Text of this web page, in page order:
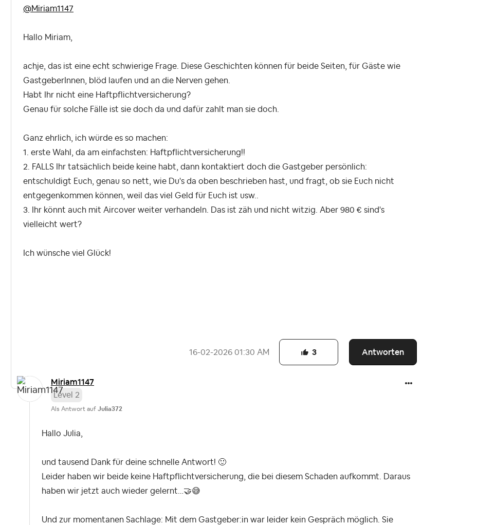
@Miriam1147
Hallo Miriam,
achje, das ist eine echt schwierige Frage. Diese Geschichten können für beide Seiten, für Gäste wie
GastgeberInnen, blöd laufen und an die Nerven gehen.
Habt Ihr nicht eine Haftpflichtversicherung?
Genau für solche Fälle ist sie doch da und dafür zahlt man sie doch.
Ganz ehrlich, ich würde es so machen:
1. erste Wahl, da am einfachsten: Haftpflichtversicherung!!
2. FALLS Ihr tatsächlich beide keine habt, dann kontaktiert doch die Gastgeber persönlich:
entschuldigt Euch, genau so nett, wie Du's da oben beschrieben hast, und fragt, ob sie Euch nicht
entgegenkommen können, weil das viel Geld für Euch ist usw..
3. Ihr könnt auch mit Aircover weiter verhandeln. Das ist zäh und nicht witzig. Aber 980 € sind's
vielleicht wert?
Ich wünsche viel Glück!
‎16-02-2026 01:30 AM Antworten
3
Miriam1147
Level 2
Als Antwort auf Julia372
Hallo Julia,
und tausend Dank für deine schnelle Antwort! 🙂
Leider haben wir beide keine Haftpflichtversicherung, die bei diesem Schaden aufkommt. Daraus
haben wir jetzt auch wieder gelernt…🤝😅
Und zur momentanen Sachlage: Mit dem Gastgeber:in war leider kein Gespräch möglich. Sie